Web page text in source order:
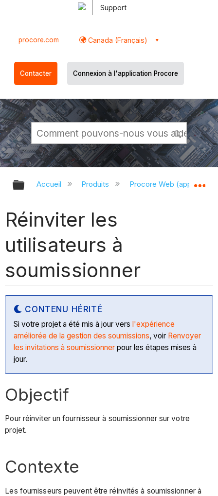
Support
procore.com Canada (Français)
Contacter Connexion à l'application Procore
Développer/réduire la hiérarchie
Accueil Produits Procore Web
Réinviter les
utilisateurs à
soumissionner
CONTENU HÉRITÉ
Si votre projet a été mis à jour versl'expérience
améliorée de la gestion des soumissions, voir Renvoyer
les invitations à soumissionner pour les étapes mises à
jour.
Objectif
Pour réinviter un fournisseur à soumissionner sur votre
projet.
Contexte
Les fournisseurs peuvent être réinvités à soumissionner à